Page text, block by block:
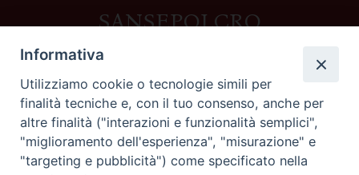
SANSEPOLCRO
Contatti
Piazza del Duomo,1 - 52100 Arezzo
segreteria@diocesi.arezzo.it
Informativa privacy
Informativa
Utilizziamo cookie o tecnologie simili per
finalità tecniche e, con il tuo consenso, anche per
altre finalità ("interazioni e funzionalità semplici",
"miglioramento dell'esperienza", "misurazione" e
"targeting e pubblicità") come specificato nella